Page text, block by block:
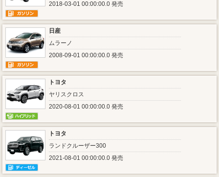
2018-03-01 00:00:00.0 発売
日産
ムラーノ
2008-09-01 00:00:00.0 発売
トヨタ
ヤリスクロス
2020-08-01 00:00:00.0 発売
トヨタ
ランドクルーザー300
2021-08-01 00:00:00.0 発売